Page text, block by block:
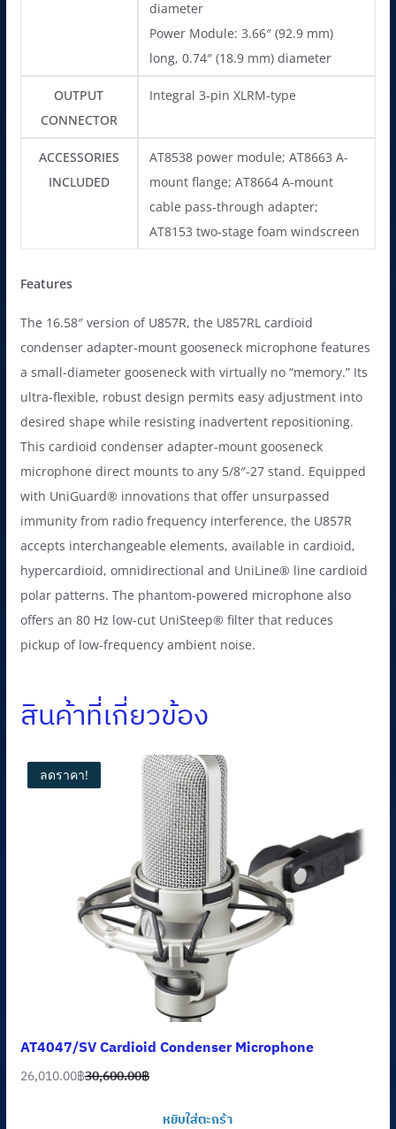
diameter
Power Module: 3.66″ (92.9 mm)
long, 0.74″ (18.9 mm) diameter
OUTPUT
CONNECTOR
Integral 3-pin XLRM-type
ACCESSORIES
INCLUDED
AT8538 power module; AT8663 A-
mount flange; AT8664 A-mount
cable pass-through adapter;
AT8153 two-stage foam windscreen
Features
The 16.58″ version of U857R, the U857RL cardioid
condenser adapter-mount gooseneck microphone features
a small-diameter gooseneck with virtually no “memory.” Its
ultra-flexible, robust design permits easy adjustment into
desired shape while resisting inadvertent repositioning.
This cardioid condenser adapter-mount gooseneck
microphone direct mounts to any 5/8″-27 stand. Equipped
with UniGuard® innovations that offer unsurpassed
immunity from radio frequency interference, the U857R
accepts interchangeable elements, available in cardioid,
hypercardioid, omnidirectional and UniLine® line cardioid
polar patterns. The phantom-powered microphone also
offers an 80 Hz low-cut UniSteep® filter that reduces
pickup of low-frequency ambient noise.
สินค้าที่เกี่ยวข้อง
ลดราคา!
AT4047/SV Cardioid Condenser Microphone
30,600.00฿
Original
26,010.00฿
Current
หยิบใส่ตะกร้า